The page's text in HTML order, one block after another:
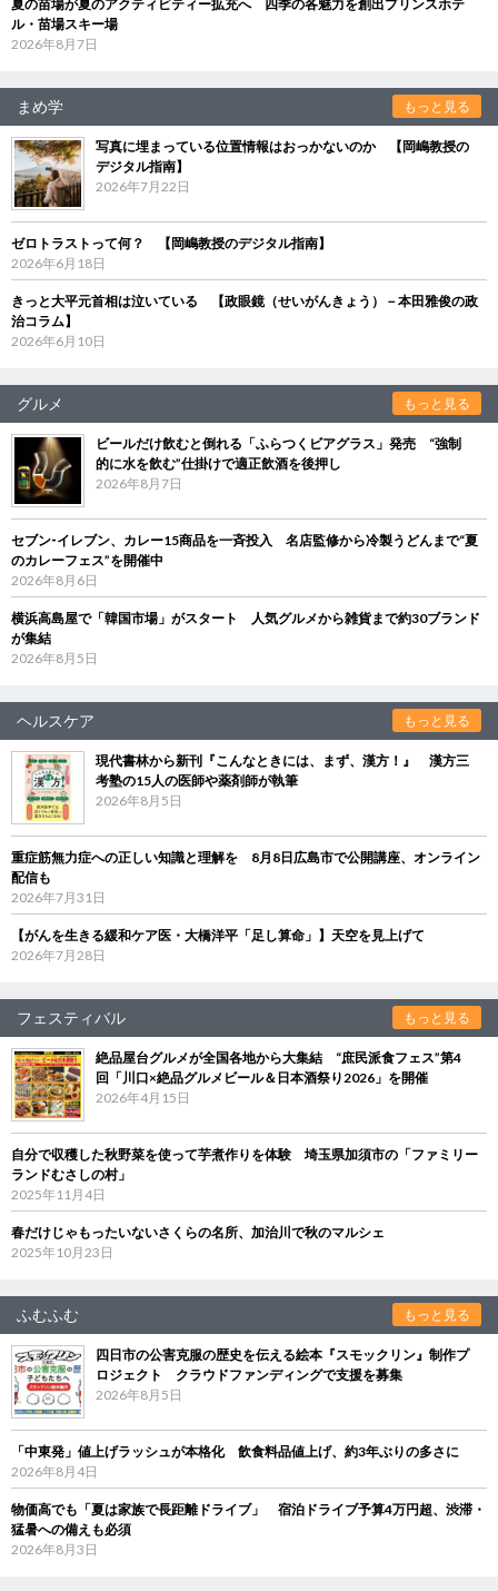
夏の苗場が夏のアクティビティー拡充へ 四季の各魅力を創出プリンスホテ
ル・苗場スキー場
2026年8月7日
まめ学 もっと見る
写真に埋まっている位置情報はおっかないのか 【岡嶋教授の
デジタル指南】
2026年7月22日
ゼロトラストって何？ 【岡嶋教授のデジタル指南】
2026年6月18日
きっと大平元首相は泣いている 【政眼鏡（せいがんきょう）－本田雅俊の政
治コラム】
2026年6月10日
グルメ もっと見る
ビールだけ飲むと倒れる「ふらつくビアグラス」発売 “強制
的に水を飲む”仕掛けで適正飲酒を後押し
2026年8月7日
セブン‐イレブン、カレー15商品を一斉投入 名店監修から冷製うどんまで“夏
のカレーフェス”を開催中
2026年8月6日
横浜高島屋で「韓国市場」がスタート 人気グルメから雑貨まで約30ブランド
が集結
2026年8月5日
ヘルスケア もっと見る
現代書林から新刊『こんなときには、まず、漢方！』 漢方三
考塾の15人の医師や薬剤師が執筆
2026年8月5日
重症筋無力症への正しい知識と理解を 8月8日広島市で公開講座、オンライン
配信も
2026年7月31日
【がんを生きる緩和ケア医・大橋洋平「足し算命」】天空を見上げて
2026年7月28日
フェスティバル もっと見る
絶品屋台グルメが全国各地から大集結 “庶民派食フェス”第4
回「川口×絶品グルメビール＆日本酒祭り2026」を開催
2026年4月15日
自分で収穫した秋野菜を使って芋煮作りを体験 埼玉県加須市の「ファミリー
ランドむさしの村」
2025年11月4日
春だけじゃもったいないさくらの名所、加治川で秋のマルシェ
2025年10月23日
ふむふむ もっと見る
四日市の公害克服の歴史を伝える絵本『スモックリン』制作プ
ロジェクト クラウドファンディングで支援を募集
2026年8月5日
「中東発」値上げラッシュが本格化 飲食料品値上げ、約3年ぶりの多さに
2026年8月4日
物価高でも「夏は家族で長距離ドライブ」 宿泊ドライブ予算4万円超、渋滞・
猛暑への備えも必須
2026年8月3日